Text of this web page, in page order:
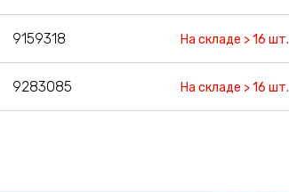
9159318 На складе > 16 шт.
9283085 На складе > 16 шт.